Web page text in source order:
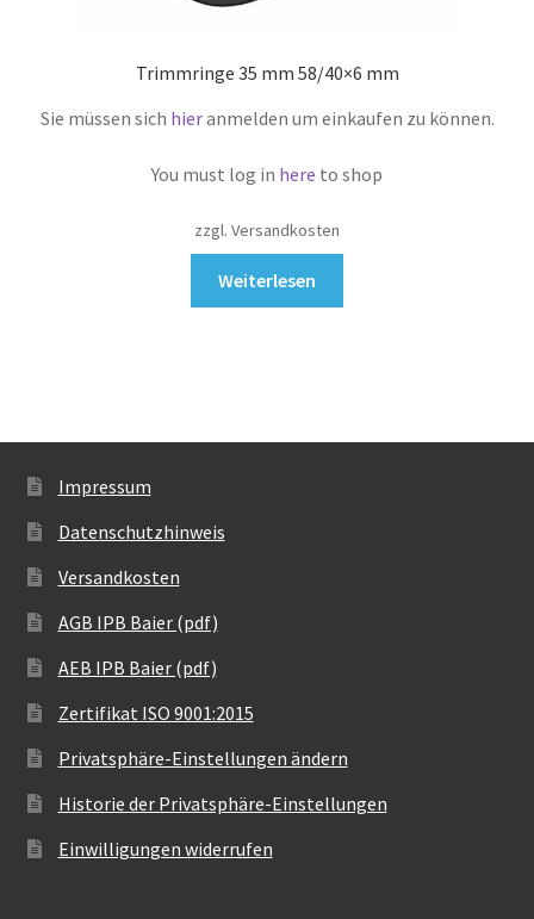
Trimmringe 35 mm 58/40×6 mm
Sie müssen sich hieranmelden um einkaufen zu können.
You must log in here to shop
zzgl. Versandkosten
Weiterlesen
Impressum
Datenschutzhinweis
Versandkosten
AGB IPB Baier (pdf)
AEB IPB Baier (pdf)
Zertifikat ISO 9001:2015
Privatsphäre-Einstellungen ändern
Historie der Privatsphäre-Einstellungen
Einwilligungen widerrufen